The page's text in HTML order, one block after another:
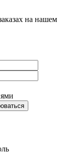
на нашем